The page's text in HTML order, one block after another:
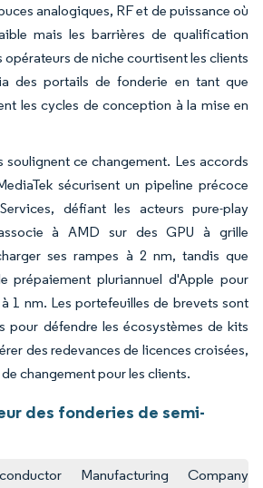
analogiques, RF et de puissance où
mais les barrières de qualification
opérateurs de niche courtisent les clients
des portails de fonderie en tant que
les cycles de conception à la mise en
soulignent ce changement. Les accords
sécurisent un pipeline précoce
défiant les acteurs pure-play
à AMD sur des GPU à grille
ses rampes à 2 nm, tandis que
prépaiement pluriannuel d'Apple pour
1 nm. Les portefeuilles de brevets sont
pour défendre les écosystèmes de kits
des redevances de licences croisées,
changement pour les clients.
des fonderies de semi-
Manufacturing Company